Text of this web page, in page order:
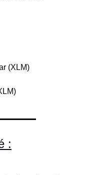
(XLM)
: